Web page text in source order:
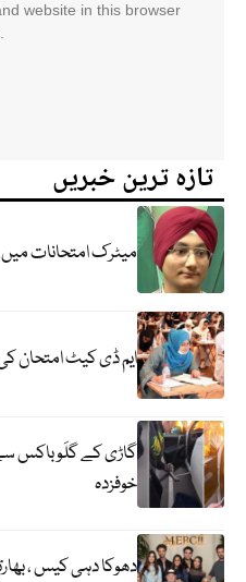
website in this browser
تازہ ترین خبریں
میٹرک امتحانات
ایم ڈی کیٹ امتحان
گاڑی کے گلَو باکس سے
خوفزدہ
دھوکا دہی کیس ،